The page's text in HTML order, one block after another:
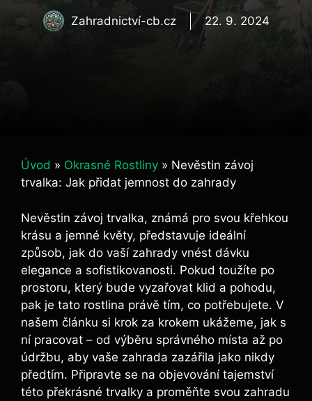
Zahradnictví-cb.cz 22. 9. 2024
Úvod » Okrasné Rostliny » Nevěstin závoj
trvalka: Jak přidat jemnost do zahrady
Nevěstin závoj trvalka, známá pro svou křehkou
krásu a jemné květy, představuje ideální
způsob, jak do vaší zahrady vnést dávku
elegance a sofistikovanosti. Pokud toužíte po
prostoru, který bude vyzařovat klid a pohodu,
pak je tato rostlina právě tím, co potřebujete. V
našem článku si krok za krokem ukážeme, jak s
ní pracovat – od výběru správného místa až po
údržbu, aby vaše zahrada zazářila jako nikdy
předtím. Připravte se na objevování tajemství
této překrásné trvalky a proměňte svou zahradu